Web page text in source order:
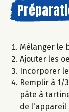
Mélanger le
Ajouter les
Incorporer
Remplir à 1/
pâte à
de l'appareil